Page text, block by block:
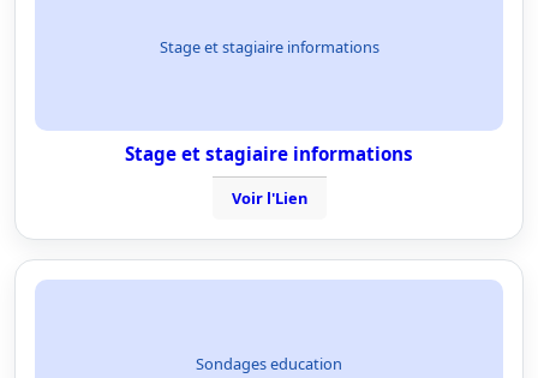
Stage et stagiaire informations
Stage et stagiaire informations
Voir l'Lien
Sondages education